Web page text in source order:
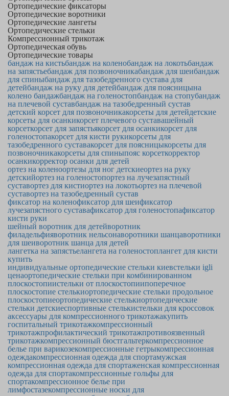
Ортопедические фиксаторы
Ортопедические воротники
Ортопедические лангеты
Ортопедические стельки
Компрессионный трикотаж
Ортопедическая обувь
Ортопедические товары
бандаж на кистьбандаж на коленобандаж на локотьбандаж
на запястьебандаж для позвоночникабандаж для шеибандаж
для спиныбандаж для тазобедренного сустава для
детейбандаж на руку для детейбандаж для поясницына
колено бандажбандаж на голеностопбандаж на стопубандаж
на плечевой суставбандаж на тазобедренный сустав
детский корсет для позвоночникакорсеты для детейдетские
корсеты для осанкикорсет плечевого суставашейный
корсеткорсет для запястьякорсет для осанкикорсет для
голеностопакорсет для кисти рукикорсеты для
тазобедренного суставакорсет для поясницыкорсеты для
позвоночникакорсеты для спиныпояс корсеткорректор
осанкикорректор осанки для детей
ортез на коленоортезы для ног детскиеортез на руку
детскийортез на голеностопортез на лучезапястный
суставортез для кистиортез на локотьортез на плечевой
суставортез на тазобедренный сустав
фиксатор на коленофиксатор для шеификсатор
лучезапястного суставафиксатор для голеностопафиксатор
кисти руки
шейный воротник для детейворотник
филадельфияворотник нельсонаворотники шанцаворотники
для шеиворотник шанца для детей
лангетка на запястьелангета на голеностоплангет для кисти
купить
индивидуальные ортопедические стельки киевстельки igli
ценаортопедические стельки при комбинированном
плоскостопиистельки от плоскостопиипоперечное
плоскостопие стелькиортопедические стельки продольное
плоскостопиеортопедические стелькиортопедические
стельки детскиеспортивные стелькистельки для кроссовок
аксессуары для компрессионного трикотажакупить
госпитальный трикотажкомпрессионный
трикотажпрофилактический трикотажпротивоязвенный
трикотажкомпрессионный бюстгальтеркомпрессионное
белье при варикозекомпрессионные гетрыкомпрессионная
одеждакомпрессионная одежда для спортамужская
компрессионная одежда для спортаженская компрессионная
одежда для спортакомпрессионные гольфы для
спортакомпрессионное белье при
лимфостазекомпрессионные носки для